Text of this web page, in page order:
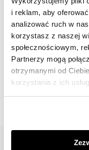
i reklam, aby
analizować ruch w
korzystasz z naszej
społecznościowym,
Partnerzy mogą
otrzymanymi od
korzystania z ich
obniżką299,99 zł
📸